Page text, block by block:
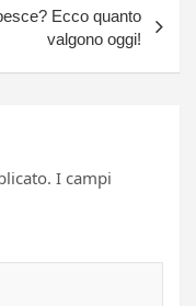
Ecco quanto
valgono oggi!
I campi